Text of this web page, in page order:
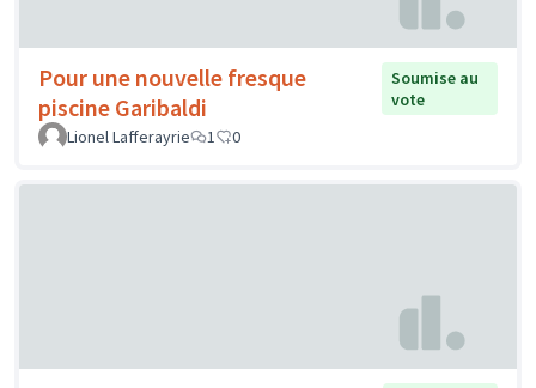
Pour une nouvelle fresque
piscine Garibaldi
Soumise au
vote
Lionel Lafferayrie
1 0